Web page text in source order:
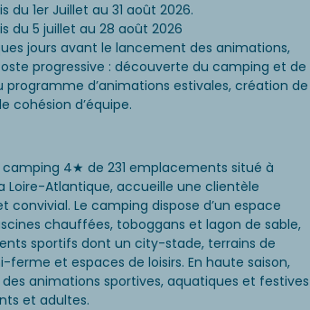
du 1er Juillet au 31 août 2026.
du 5 juillet au 28 août 2026
jours avant le lancement des animations,
progressive : découverte du camping et de
d’animations estivales, création de
cohésion d’équipe.
camping 4★ de 231 emplacements situé à
Loire-Atlantique, accueille une clientèle
Le camping dispose d’un espace
chauffées, toboggans et lagon de sable,
sportifs dont un city-stade, terrains de
et espaces de loisirs. En haute saison,
animations sportives, aquatiques et festives
et adultes.